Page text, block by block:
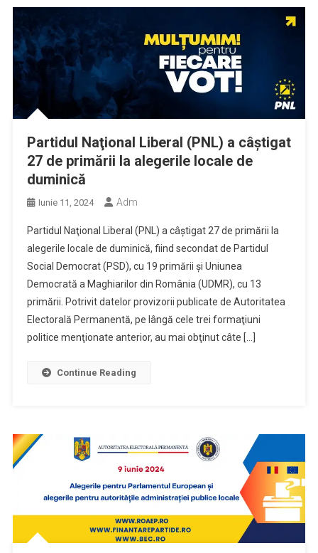
Partidul Naţional Liberal (PNL) a câştigat
27 de primării la alegerile locale de
duminică
Iunie 11, 2024 Adm
Partidul Naţional Liberal (PNL) a câştigat 27 de primării la
alegerile locale de duminică, fiind secondat de Partidul
Social Democrat (PSD), cu 19 primării şi Uniunea
Democrată a Maghiarilor din România (UDMR), cu 13
primării. Potrivit datelor provizorii publicate de Autoritatea
Electorală Permanentă, pe lângă cele trei formaţiuni
politice menţionate anterior, au mai obţinut câte […]
Continue Reading